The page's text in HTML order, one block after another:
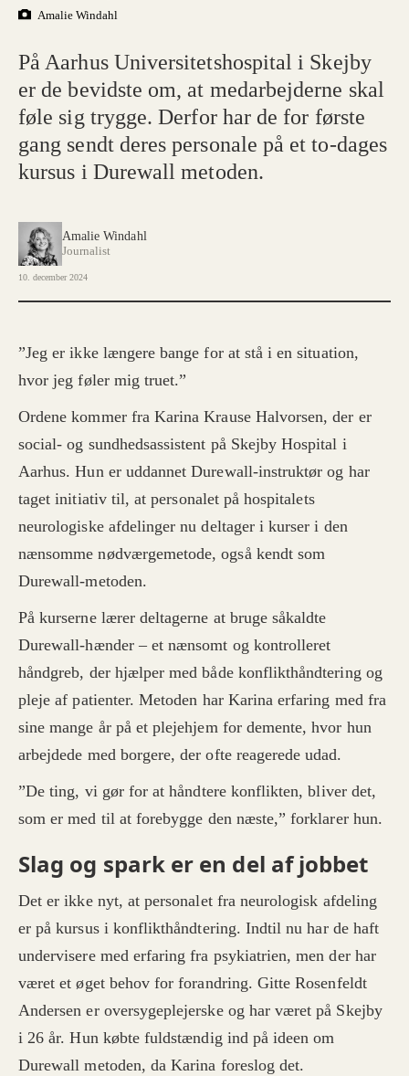
Amalie Windahl
På Aarhus Universitetshospital i Skejby
er de bevidste om, at medarbejderne skal
føle sig trygge. Derfor har de for første
gang sendt deres personale på et to-dages
kursus i Durewall metoden.
Amalie Windahl
Journalist
10. december 2024
”Jeg er ikke længere bange for at stå i en situation,
hvor jeg føler mig truet.”
Ordene kommer fra Karina Krause Halvorsen, der er
social- og sundhedsassistent på Skejby Hospital i
Aarhus. Hun er uddannet Durewall-instruktør og har
taget initiativ til, at personalet på hospitalets
neurologiske afdelinger nu deltager i kurser i den
nænsomme nødværgemetode, også kendt som
Durewall-metoden.
På kurserne lærer deltagerne at bruge såkaldte
Durewall-hænder – et nænsomt og kontrolleret
håndgreb, der hjælper med både konflikthåndtering og
pleje af patienter. Metoden har Karina erfaring med fra
sine mange år på et plejehjem for demente, hvor hun
arbejdede med borgere, der ofte reagerede udad.
”De ting, vi gør for at håndtere konflikten, bliver det,
som er med til at forebygge den næste,” forklarer hun.
Slag og spark er en del af jobbet
Det er ikke nyt, at personalet fra neurologisk afdeling
er på kursus i konflikthåndtering. Indtil nu har de haft
undervisere med erfaring fra psykiatrien, men der har
været et øget behov for forandring. Gitte Rosenfeldt
Andersen er oversygeplejerske og har været på Skejby
i 26 år. Hun købte fuldstændig ind på ideen om
Durewall metoden, da Karina foreslog det.